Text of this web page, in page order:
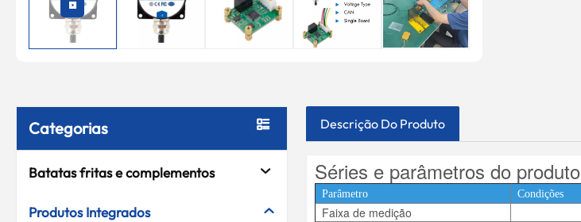
Categorias
Batatas fritas e complementos
Produtos Integrados
Descrição Do Produto
Séries e parâmetros do produto
Parâmetro Condições
Faixa de medição